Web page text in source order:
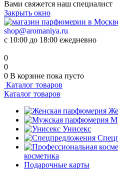
Вами свяжется наш специалист
Закрыть окно
shop@aromaniya.ru
с 10:00 до 18:00 ежедневно
0
0
0 В корзине пока пусто
Каталог товаров
Каталог товаров
Унисекс
косметика
Подарочные карты